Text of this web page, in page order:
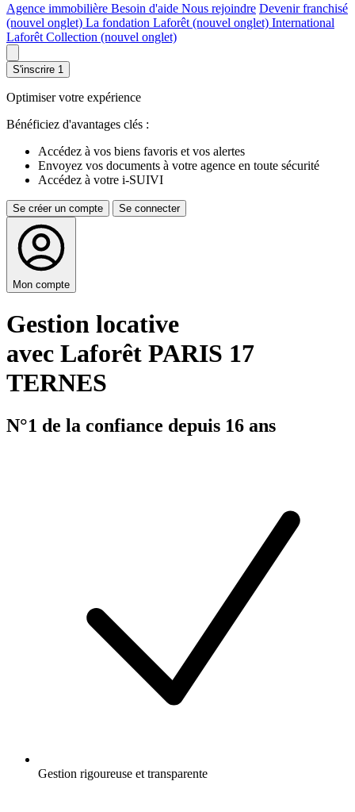
Agence immobilière Besoin d'aide Nous rejoindre Devenir franchisé
(nouvel onglet) La fondation Laforêt (nouvel onglet) International
Laforêt Collection (nouvel onglet)
S'inscrire 1
Optimiser votre expérience
Bénéficiez d'avantages clés :
Accédez à vos biens favoris et vos alertes
Envoyez vos documents à votre agence en toute sécurité
Accédez à votre i-SUIVI
Se créer un compte Se connecter
Mon compte
Gestion locative
avec Laforêt PARIS 17
TERNES
N°1 de la confiance depuis 16 ans
Gestion rigoureuse et transparente